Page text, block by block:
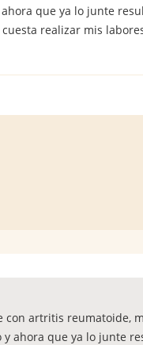
que ya lo junte
realizar mis
con artritis
ahora que ya lo junte